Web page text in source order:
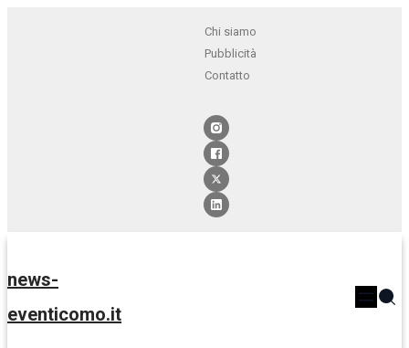
Chi siamo
Pubblicità
Contatto
news-
eventicomo.it